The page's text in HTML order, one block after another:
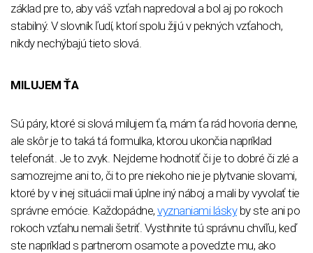
základ pre to, aby váš vzťah napredoval a bol aj po rokoch
stabilný. V slovník ľudí, ktorí spolu žijú v pekných vzťahoch,
nikdy nechýbajú tieto slová.
MILUJEM ŤA
Sú páry, ktoré si slová milujem ťa, mám ťa rád hovoria denne,
ale skôr je to taká tá formulka, ktorou ukončia napríklad
telefonát. Je to zvyk. Nejdeme hodnotiť či je to dobré či zlé a
samozrejme ani to, či to pre niekoho nie je plytvanie slovami,
ktoré by v inej situácii mali úplne iný náboj a mali by vyvolať tie
správne emócie. Každopádne, vyznaniami láskyby ste ani po
rokoch vzťahu nemali šetriť. Vystihnite tú správnu chvíľu, keď
ste napríklad s partnerom osamote a povedzte mu, ako